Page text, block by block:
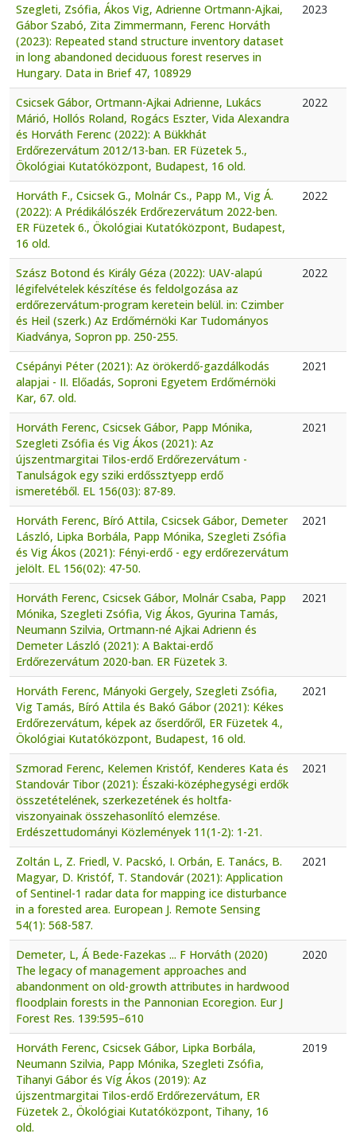
Szegleti, Zsófia, Ákos Vig, Adrienne Ortmann-Ajkai,
Gábor Szabó, Zita Zimmermann, Ferenc Horváth
(2023): Repeated stand structure inventory dataset
in long abandoned deciduous forest reserves in
Hungary. Data in Brief 47, 108929
2023
Csicsek Gábor, Ortmann-Ajkai Adrienne, Lukács
Márió, Hollós Roland, Rogács Eszter, Vida Alexandra
és Horváth Ferenc (2022): A Bükkhát
Erdőrezervátum 2012/13-ban. ER Füzetek 5.,
Ökológiai Kutatóközpont, Budapest, 16 old.
2022
Horváth F., Csicsek G., Molnár Cs., Papp M., Vig Á.
(2022): A Prédikálószék Erdőrezervátum 2022-ben.
ER Füzetek 6., Ökológiai Kutatóközpont, Budapest,
16 old.
2022
Szász Botond és Király Géza (2022): UAV-alapú
légifelvételek készítése és feldolgozása az
erdőrezervátum-program keretein belül. in: Czimber
és Heil (szerk.) Az Erdőmérnöki Kar Tudományos
Kiadványa, Sopron pp. 250-255.
2022
Csépányi Péter (2021): Az örökerdő-gazdálkodás
alapjai - II. Előadás, Soproni Egyetem Erdőmérnöki
Kar, 67. old.
2021
Horváth Ferenc, Csicsek Gábor, Papp Mónika,
Szegleti Zsófia és Vig Ákos (2021): Az
újszentmargitai Tilos-erdő Erdőrezervátum -
Tanulságok egy sziki erdőssztyepp erdő
ismeretéből. EL 156(03): 87-89.
2021
Horváth Ferenc, Bíró Attila, Csicsek Gábor, Demeter
László, Lipka Borbála, Papp Mónika, Szegleti Zsófia
és Vig Ákos (2021): Fényi-erdő - egy erdőrezervátum
jelölt. EL 156(02): 47-50.
2021
Horváth Ferenc, Csicsek Gábor, Molnár Csaba, Papp
Mónika, Szegleti Zsófia, Vig Ákos, Gyurina Tamás,
Neumann Szilvia, Ortmann-né Ajkai Adrienn és
Demeter László (2021): A Baktai-erdő
Erdőrezervátum 2020-ban. ER Füzetek 3.
2021
Horváth Ferenc, Mányoki Gergely, Szegleti Zsófia,
Vig Tamás, Bíró Attila és Bakó Gábor (2021): Kékes
Erdőrezervátum, képek az őserdőről, ER Füzetek 4.,
Ökológiai Kutatóközpont, Budapest, 16 old.
2021
Szmorad Ferenc, Kelemen Kristóf, Kenderes Kata és
Standovár Tibor (2021): Északi-középhegységi erdők
összetételének, szerkezetének és holtfa-
viszonyainak összehasonlító elemzése.
Erdészettudományi Közlemények 11(1-2): 1-21.
2021
Zoltán L, Z. Friedl, V. Pacskó, I. Orbán, E. Tanács, B.
Magyar, D. Kristóf, T. Standovár (2021): Application
of Sentinel-1 radar data for mapping ice disturbance
in a forested area. European J. Remote Sensing
54(1): 568-587.
2021
Demeter, L, Á Bede-Fazekas ... F Horváth (2020)
The legacy of management approaches and
abandonment on old-growth attributes in hardwood
floodplain forests in the Pannonian Ecoregion. Eur J
Forest Res. 139:595–610
2020
Horváth Ferenc, Csicsek Gábor, Lipka Borbála,
Neumann Szilvia, Papp Mónika, Szegleti Zsófia,
Tihanyi Gábor és Víg Ákos (2019): Az
újszentmargitai Tilos-erdő Erdőrezervátum, ER
Füzetek 2., Ökológiai Kutatóközpont, Tihany, 16
old.
2019